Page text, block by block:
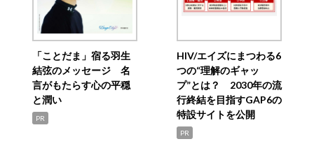
「ことだま」宿る羽生
結弦のメッセージ 名
言がもたらす心の平穏
と潤い
PR
HIV/エイズにまつわる6
つの“理解のギャッ
プ”とは？ 2030年の流
行終結を目指すGAP6の
特設サイトを公開
PR